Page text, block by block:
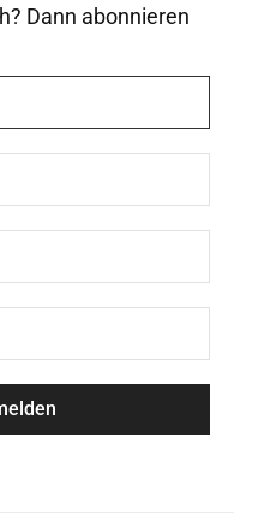
Dann abonnieren